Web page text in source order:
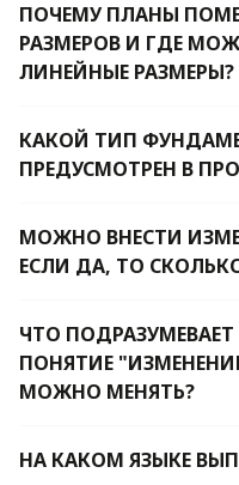
ПОЧЕМУ ПЛАНЫ
РАЗМЕРОВ И ГДЕ
ЛИНЕЙНЫЕ РАЗМЕРЫ?
КАКОЙ ТИП
ПРЕДУСМОТРЕН В
МОЖНО ВНЕСТИ
ЕСЛИ ДА, ТО
ЧТО
ПОНЯТИЕ
МОЖНО МЕНЯТЬ?
НА КАКОМ ЯЗЫКЕ